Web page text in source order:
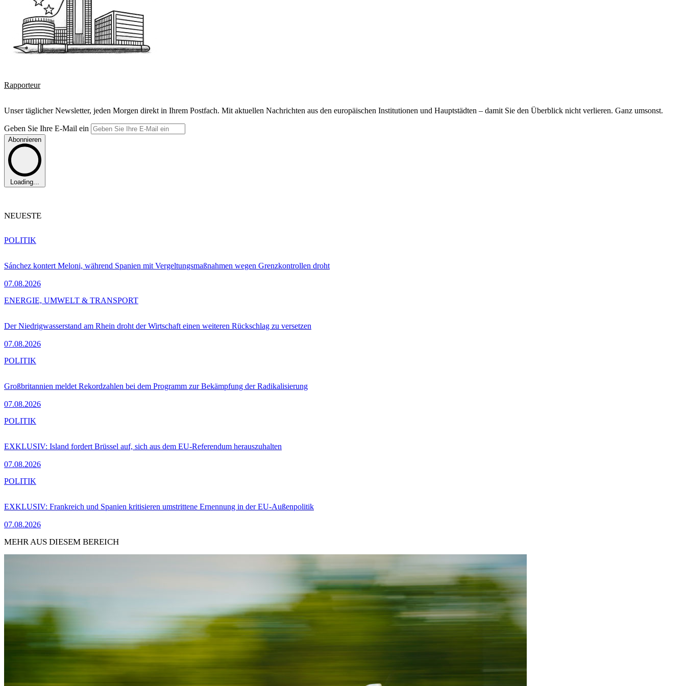
Rapporteur
Unser täglicher Newsletter, jeden Morgen direkt in Ihrem Postfach. Mit aktuellen Nachrichten aus den europäischen Institutionen und Hauptstädten – damit Sie den Überblick nicht verlieren. Ganz umsonst.
Geben Sie Ihre E-Mail ein
Abonnieren
Loading...
NEUESTE
Sánchez kontert Meloni, während Spanien mit Vergeltungsmaßnahmen wegen Grenzkontrollen droht
07.08.2026
POLITIK
Der Niedrigwasserstand am Rhein droht der Wirtschaft einen weiteren Rückschlag zu versetzen
07.08.2026
ENERGIE, UMWELT & TRANSPORT
Großbritannien meldet Rekordzahlen bei dem Programm zur Bekämpfung der Radikalisierung
07.08.2026
POLITIK
EXKLUSIV: Island fordert Brüssel auf, sich aus dem EU-Referendum herauszuhalten
07.08.2026
POLITIK
EXKLUSIV: Frankreich und Spanien kritisieren umstrittene Ernennung in der EU-Außenpolitik
07.08.2026
POLITIK
MEHR AUS DIESEM BEREICH